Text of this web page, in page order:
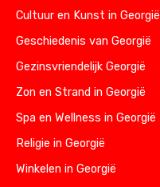
Cultuur en Kunst in Georgië
Geschiedenis van Georgië
Gezinsvriendelijk Georgië
Zon en Strand in Georgië
Spa en Wellness in Georgië
Religie in Georgië
Winkelen in Georgië